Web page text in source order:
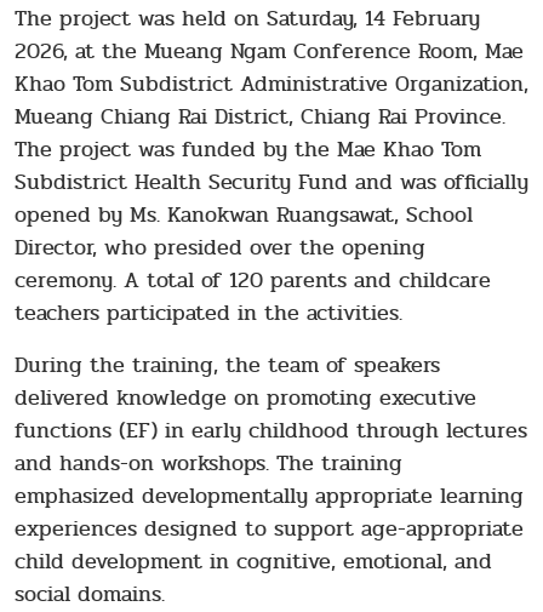
The project was held on Saturday, 14 February
2026, at the Mueang Ngam Conference Room, Mae
Khao Tom Subdistrict Administrative Organization,
Mueang Chiang Rai District, Chiang Rai Province.
The project was funded by the Mae Khao Tom
Subdistrict Health Security Fund and was officially
opened by Ms. Kanokwan Ruangsawat, School
Director, who presided over the opening
ceremony. A total of 120 parents and childcare
teachers participated in the activities.
During the training, the team of speakers
delivered knowledge on promoting executive
functions (EF) in early childhood through lectures
and hands-on workshops. The training
emphasized developmentally appropriate learning
experiences designed to support age-appropriate
child development in cognitive, emotional, and
social domains.